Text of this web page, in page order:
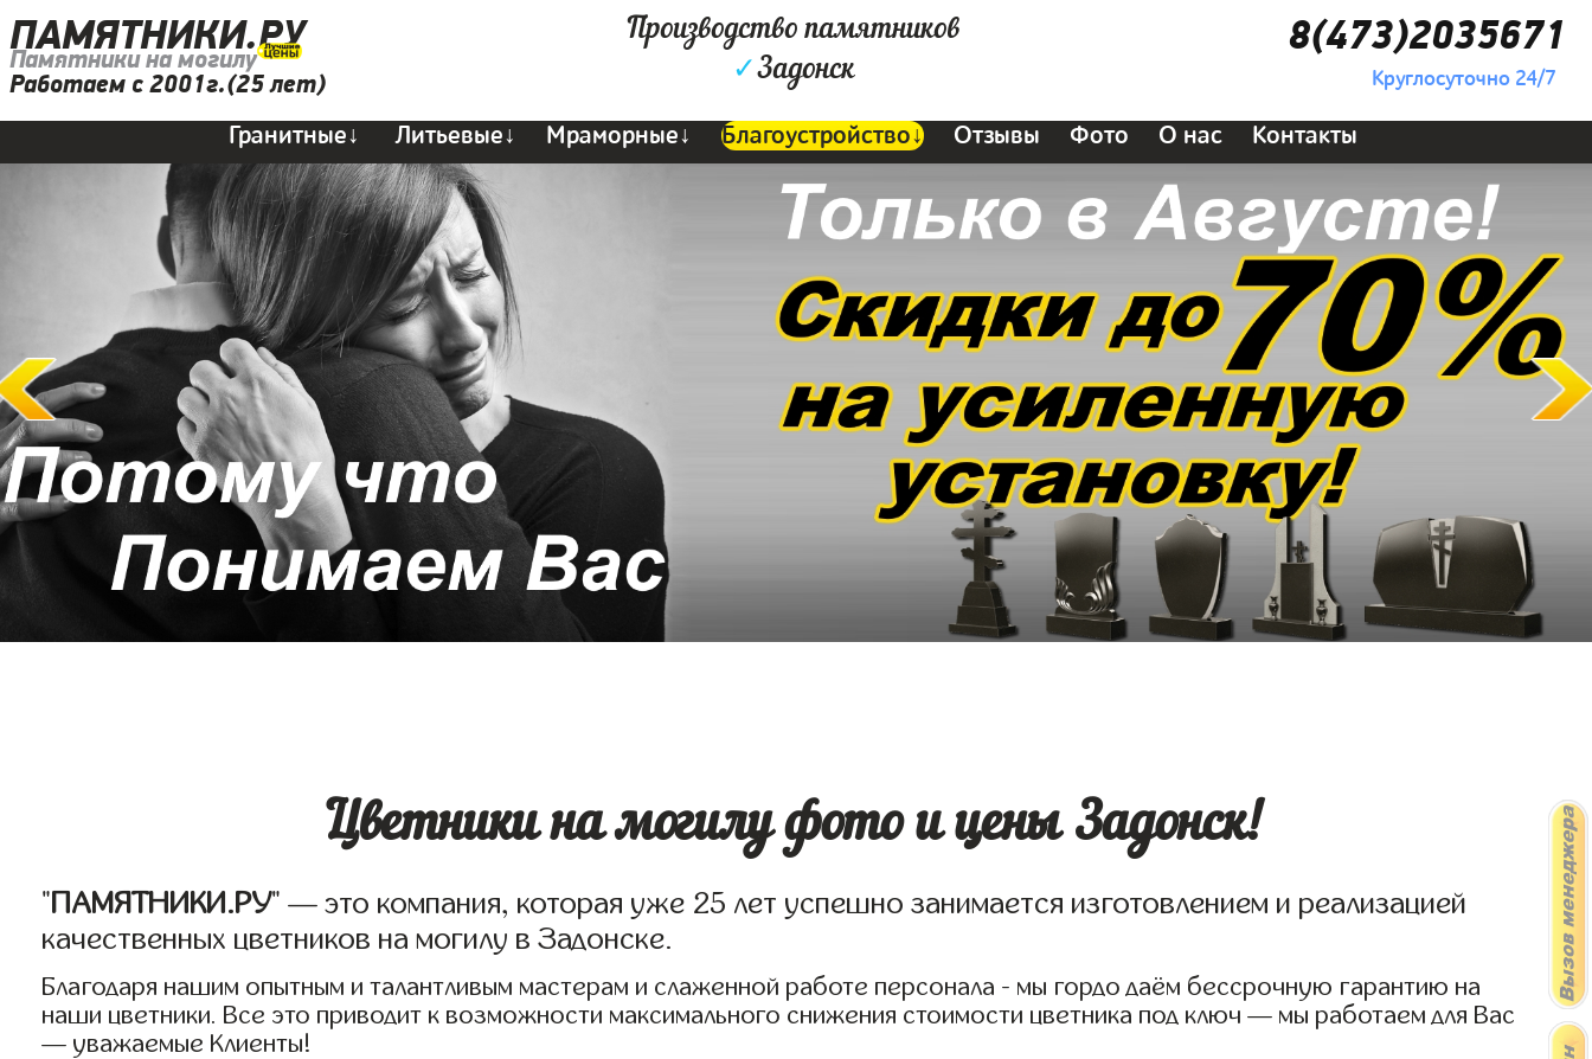
ПАМЯТНИКИ.РУ
Памятники на могилу
Работаем с 2001г.(25 лет)
Производство памятников
✓Задонск
8(473)2035671
Круглосуточно 24/7
Гранитные↓ Литьевые↓ Мраморные↓ Благоустройство↓ Отзывы Фото О нас Контакты
Цветники на могилу фото и цены Задонск!
"ПАМЯТНИКИ.РУ" — это компания, которая уже 25 лет успешно занимается изготовлением и реализацией
качественных цветников на могилу в Задонске.
Благодаря нашим опытным и талантливым мастерам и слаженной работе персонала - мы гордо даём бессрочную гарантию на
наши цветники. Все это приводит к возможности максимального снижения стоимости цветника под ключ — мы работаем для Вас
— уважаемые Клиенты!